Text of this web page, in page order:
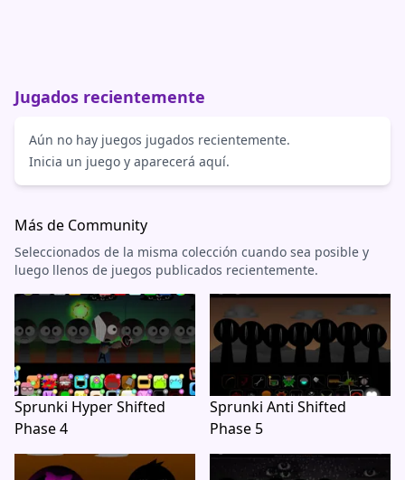
Jugados recientemente
Aún no hay juegos jugados recientemente.
Inicia un juego y aparecerá aquí.
Más de Community
Seleccionados de la misma colección cuando sea posible y
luego llenos de juegos publicados recientemente.
Sprunki Hyper Shifted
Phase 4
Sprunki Anti Shifted
Phase 5